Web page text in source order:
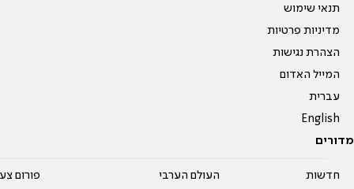
תנאי שימוש
מדיניות פרטיות
הצהרת נגישות
המייל האדום
עברית
English
מדורים
חדשות
העולם הערבי
פורום